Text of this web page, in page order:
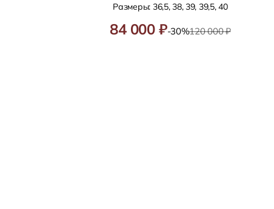
Размеры: 36,5, 38, 39, 39,5, 40
84 000 ₽-30%120 000 ₽